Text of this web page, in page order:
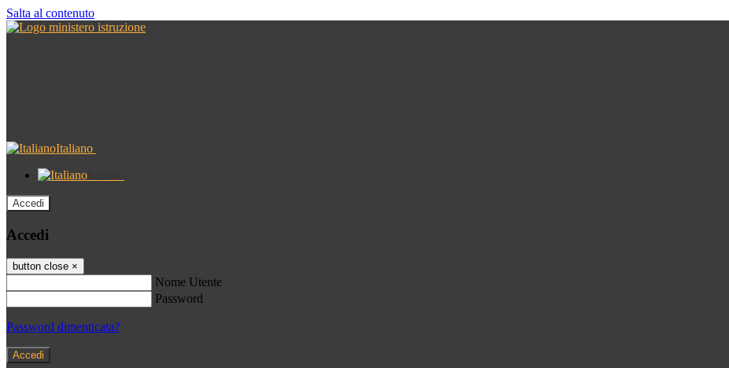
Salta al contenuto
Italiano
Accedi
Accedi
button close ×
Nome Utente
Password
Password dimenticata?